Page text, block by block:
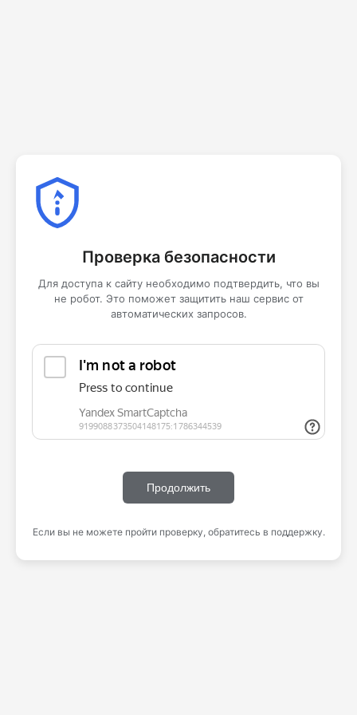
Проверка безопасности
Для доступа к сайту необходимо подтвердить, что вы
не робот. Это поможет защитить наш сервис от
автоматических запросов.
Продолжить
Если вы не можете пройти проверку, обратитесь в поддержку.